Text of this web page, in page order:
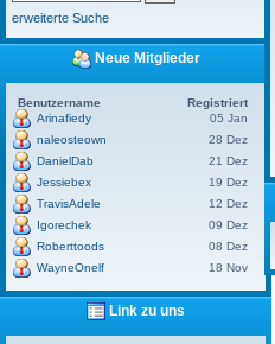
erweiterte Suche
Neue Mitglieder
Benutzername
Registriert
Arinafiedy
05 Jan
naleosteown
28 Dez
DanielDab
21 Dez
Jessiebex
19 Dez
TravisAdele
12 Dez
Igorechek
09 Dez
Roberttoods
08 Dez
WayneOnelf
18 Nov
Link zu uns